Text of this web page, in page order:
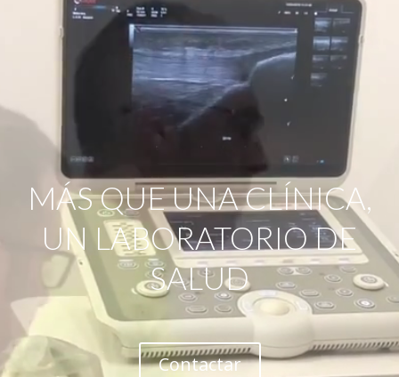
MÁS QUE UNA CLÍNICA,
UN LABORATORIO DE
SALUD
Contactar